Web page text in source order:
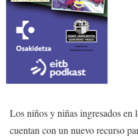
Los niños y niñas ingresados en
cuentan con un nuevo recurso